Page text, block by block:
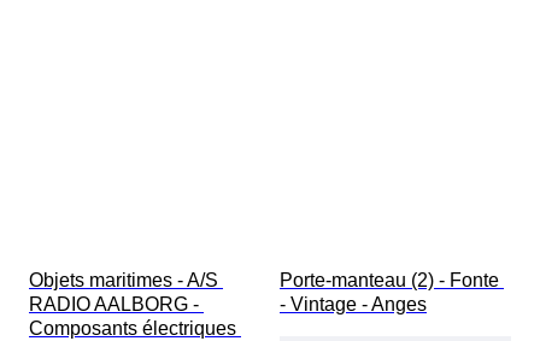
Objets maritimes - A/S
RADIO AALBORG -
Composants électriques
Porte-manteau (2) - Fonte
- Vintage - Anges